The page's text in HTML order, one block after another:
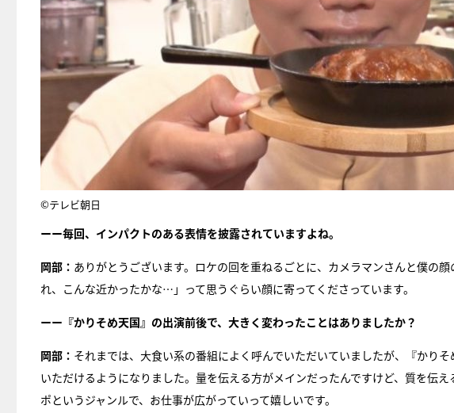
©テレビ朝日
ーー毎回、インパクトのある表情を披露されていますよね。
岡部： ありがとうございます。ロケの回を重ねるごとに、カメラマンさんと僕の
れ、こんな近かったかな…」って思うぐらい顔に寄ってくださっています。
ーー『かりそめ天国』の出演前後で、大きく変わったことはありましたか？
岡部： それまでは、大食い系の番組によく呼んでいただいていましたが、『かり
いただけるようになりました。量を伝える方がメインだったんですけど、質を伝
ポというジャンルで、お仕事が広がっていって嬉しいです。